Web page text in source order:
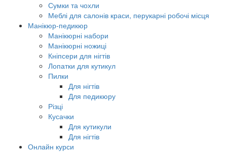
Сумки та чохли
Меблі для салонів краси, перукарні робочі місця
Манікюр-педикюр
Манікюрні набори
Манікюрні ножиці
Кніпсери для нігтів
Лопатки для кутикул
Пилки
Для нігтів
Для педикюру
Різці
Кусачки
Для кутикули
Для нігтів
Онлайн курси